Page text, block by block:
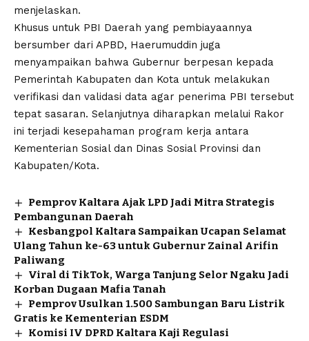
menjelaskan.
Khusus untuk PBI Daerah yang pembiayaannya
bersumber dari APBD, Haerumuddin juga
menyampaikan bahwa Gubernur berpesan kepada
Pemerintah Kabupaten dan Kota untuk melakukan
verifikasi dan validasi data agar penerima PBI tersebut
tepat sasaran. Selanjutnya diharapkan melalui Rakor
ini terjadi kesepahaman program kerja antara
Kementerian Sosial dan Dinas Sosial Provinsi dan
Kabupaten/Kota.
Pemprov Kaltara Ajak LPD Jadi Mitra Strategis
Pembangunan Daerah
Kesbangpol Kaltara Sampaikan Ucapan Selamat
Ulang Tahun ke-63 untuk Gubernur Zainal Arifin
Paliwang
Viral di TikTok, Warga Tanjung Selor Ngaku Jadi
Korban Dugaan Mafia Tanah
Pemprov Usulkan 1.500 Sambungan Baru Listrik
Gratis ke Kementerian ESDM
Komisi IV DPRD Kaltara Kaji Regulasi